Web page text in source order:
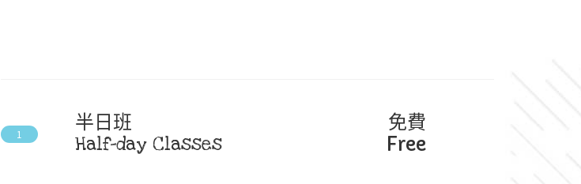
1
半日班
Half-day Classes
免費
Free